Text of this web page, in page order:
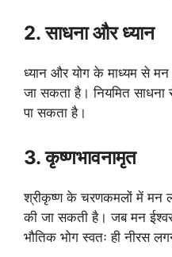
2. साधना और ध्यान
ध्यान और योग के माध्यम से मन
जा सकता है। नियमित
पा सकता है।
3. कृष्णभावनामृत
श्रीकृष्ण के चरणकमलों में मन
की जा सकती है। जब मन
भौतिक भोग स्वतः ही नीरस